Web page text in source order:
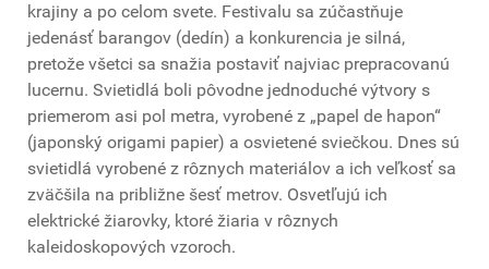
krajiny a po celom svete. Festivalu sa zúčastňuje
jedenásť barangov (dedín) a konkurencia je silná,
pretože všetci sa snažia postaviť najviac prepracovanú
lucernu. Svietidlá boli pôvodne jednoduché výtvory s
priemerom asi pol metra, vyrobené z „papel de hapon“
(japonský origami papier) a osvietené sviečkou. Dnes sú
svietidlá vyrobené z rôznych materiálov a ich veľkosť sa
zväčšila na približne šesť metrov. Osvetľujú ich
elektrické žiarovky, ktoré žiaria v rôznych
kaleidoskopových vzoroch.